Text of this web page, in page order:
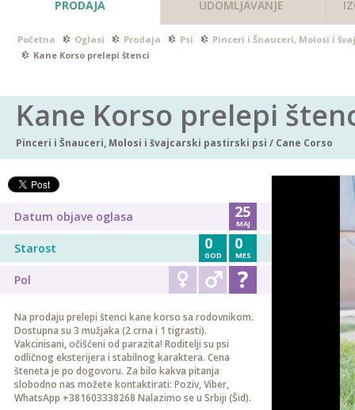
PRODAJA UDOMLJAVANJE
Početna Oglasi Prodaja Psi
Pinceri i Šnauceri, Molosi i
Kane Korso prelepi štenci
Kane Korso prelepi
Pinceri i Šnauceri, Molosi i švajcarski pastirski psi / Cane Corso
Datum objave oglasa 25
MAJ
Starost 0
MES
0
GOD
Pol
Na prodaju prelepi štenci kane korso sa rodovnikom.
Dostupna su 3 mužjaka (2 crna i 1 tigrasti).
Vakcinisani, očišćeni od parazita! Roditelji su psi
odličnog eksterijera i stabilnog karaktera. Cena
šteneta je po dogovoru. Za bilo kakva pitanja
slobodno nas možete kontaktirati: Poziv, Viber,
WhatsApp +381603338268 Nalazimo se u Srbiji (Šid).